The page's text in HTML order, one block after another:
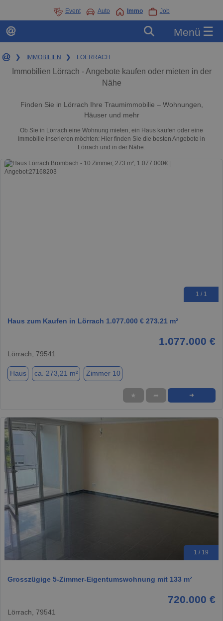
Event Auto Immo Job
Menü ☰
❯ IMMOBILIEN ❯ LOERRACH
Immobilien Lörrach - Angebote kaufen oder mieten in der
Nähe
Finden Sie in Lörrach Ihre Traumimmobilie – Wohnungen,
Häuser und mehr
Ob Sie in Lörrach eine Wohnung mieten, ein Haus kaufen oder eine
Immobilie inserieren möchten: Hier finden Sie die besten Angebote in
Lörrach und in der Nähe.
1 / 1
Haus zum Kaufen in Lörrach 1.077.000 € 273.21 m²
1.077.000 €
Lörrach, 79541
Haus ca. 273,21 m² Zimmer 10
★ ➦ ➜
1 / 19
Grosszügige 5-Zimmer-Eigentumswohnung mit 133 m²
720.000 €
Lörrach, 79541